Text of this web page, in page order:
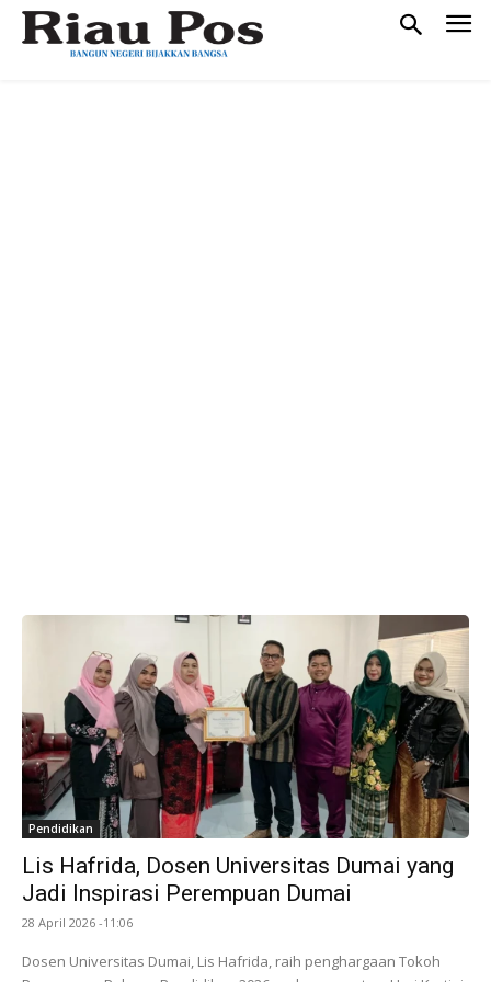
Pendidikan
Lis Hafrida, Dosen Universitas Dumai yang
Jadi Inspirasi Perempuan Dumai
28 April 2026 -11:06
Dosen Universitas Dumai, Lis Hafrida, raih penghargaan Tokoh